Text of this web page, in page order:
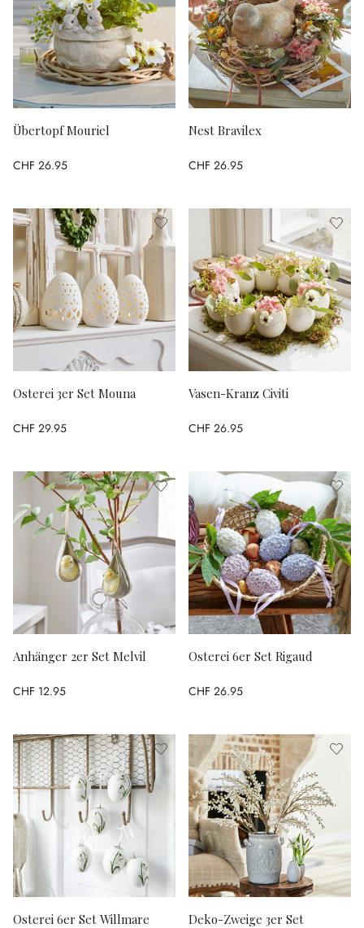
Übertopf Mouriel
CHF 26.95
Nest Bravilex
CHF 26.95
Osterei 3er Set Mouna
CHF 29.95
Vasen-Kranz Civiti
CHF 26.95
Anhänger 2er Set Melvil
CHF 12.95
Osterei 6er Set Rigaud
CHF 26.95
Osterei 6er Set Willmare
Deko-Zweige 3er Set